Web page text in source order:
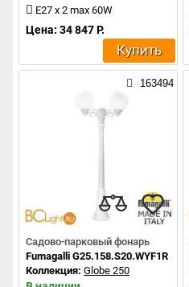
E27 x 2 max 60W
Цена: 34 847 Р.
Купить
163494
Садово-парковый фонарь
Fumagalli G25.158.S20.WYF1R
Коллекция: Globe 250